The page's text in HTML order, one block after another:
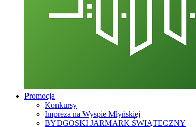
Promocja
Konkursy
Impreza na Wyspie Młyńskiej
BYDGOSKI JARMARK ŚWIĄTECZNY